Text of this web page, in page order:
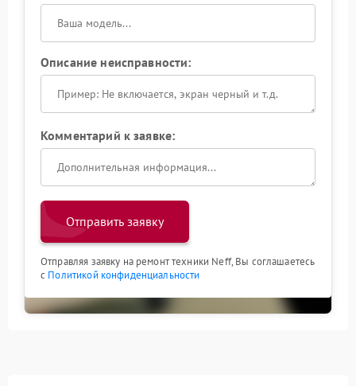
Описание неисправности:
Комментарий к заявке:
Отправить заявку
Отправляя заявку на ремонт техники Neff, Вы соглашаетесь
с Политикой конфиденциальности